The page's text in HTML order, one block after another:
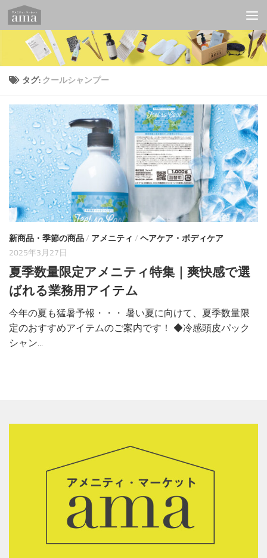
コンテンツへスキップ
タグ: クールシャンプー
新商品・季節の商品/ アメニティ / ヘアケア・ボディケア
2025年3月27日
夏季数量限定アメニティ特集｜爽快感で選
ばれる業務用アイテム
今年の夏も猛暑予報・・・ 暑い夏に向けて、夏季数量限
定のおすすめアイテムのご案内です！ ◆冷感頭皮パック
シャン...